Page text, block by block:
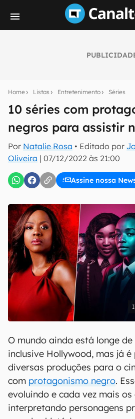
Home Listas Entretenimento Séries
10 séries com
negros para assistir
Por Natalie Rosa • Editado por
Oliveira | 07/12/2022 às 21:00
Assine nossa
notícias e reviews sobre
mão.
E-mail
Uso e Política de Privacidade do
O mundo ainda está longe
inclusive Hollywood, mas já
diversas produções para o
com protagonismo negro.
evoluindo e cada vez mais
interpretando personagens